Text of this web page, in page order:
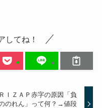
してね！
ＲＩＺＡＰ赤字の原因「負
のれん」って何？→値段